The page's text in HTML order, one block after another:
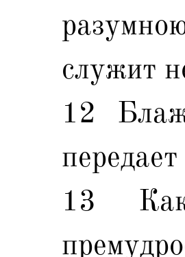
служит
12
13